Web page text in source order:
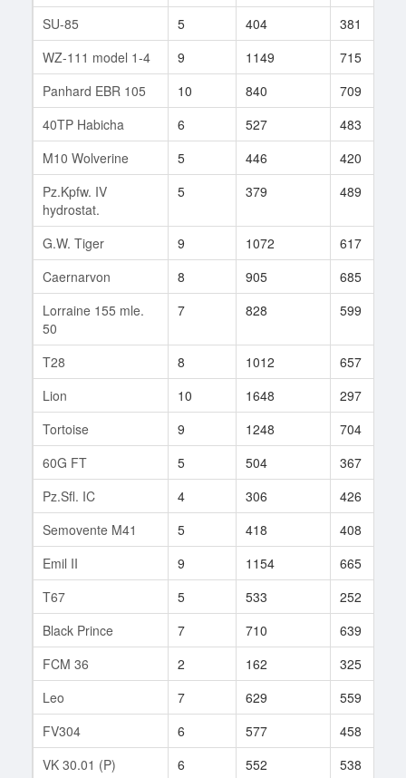
SU-85 5 404 381
WZ-111 model 1-4
9 1149 715
Panhard EBR 105
10 840 709
40TP Habicha
6 527 483
M10 Wolverine
5 446 420
Pz.Kpfw. IV
hydrostat.
5 379 489
G.W. Tiger 9 1072 617
Caernarvon
8 905 685
Lorraine 155 mle.
50
7 828 599
T28 8 1012 657
Lion
10 1648 297
Tortoise
9 1248 704
60G FT
5 504 367
Pz.Sfl. IC
4 306 426
Semovente M41
5 418 408
Emil II
9 1154 665
T67
5 533 252
Black Prince
7 710 639
FCM 36
2 162 325
Leo
7 629 559
FV304
6 577 458
VK 30.01 (P)
6 552 538